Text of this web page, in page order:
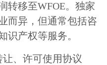
转移至WFOE。独家
而异，但通常包括咨
识产权等服务。
、许可使用协议